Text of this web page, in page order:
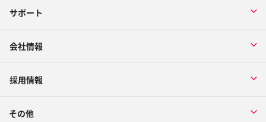
サポート
会社情報
採用情報
その他